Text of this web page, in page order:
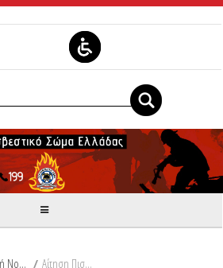
Σχετική Νομοθεσία / Αίτηση Πιστοποίησης.pdf